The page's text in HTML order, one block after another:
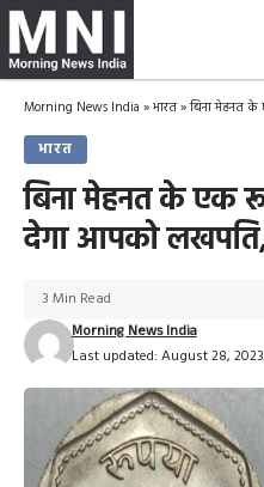
Morning News India »भारत»बिना मेहनत के
भारत
बिना मेहनत के एक
देगा आपको
Last updated: August 28, 2023
Morning News India
3 Min Read